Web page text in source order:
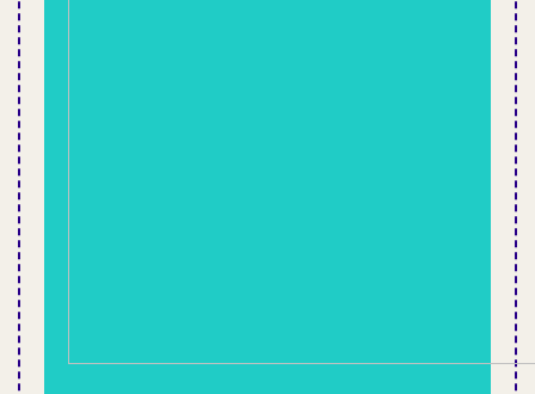
Основное воздействие на здание, которое
оказывают внешние погодные явления,
принимают на себя несущие элементы
(стропила), и именно они распределяют
максимально равномерно нагрузку на стены
здания и опоры.
Читайте также:
Источник